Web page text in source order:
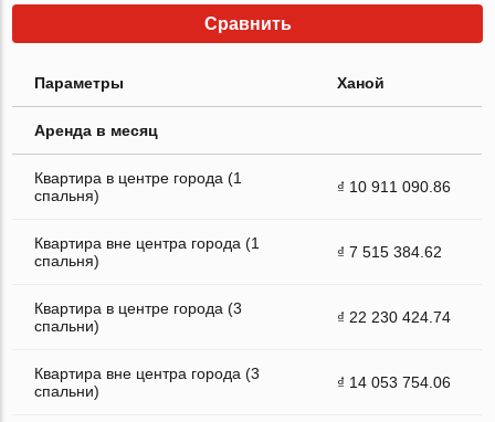
Сравнить
Параметры Ханой
Аренда в месяц
Квартира в центре города (1
спальня)
₫ 10 911 090.86
Квартира вне центра города (1
спальня)
₫ 7 515 384.62
Квартира в центре города (3
спальни)
₫ 22 230 424.74
Квартира вне центра города (3
спальни)
₫ 14 053 754.06